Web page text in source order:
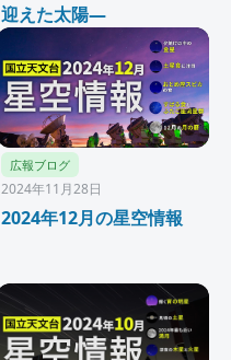
迎えた太陽—
広報ブログ
2024年11月28日
2024年12月の星空情報